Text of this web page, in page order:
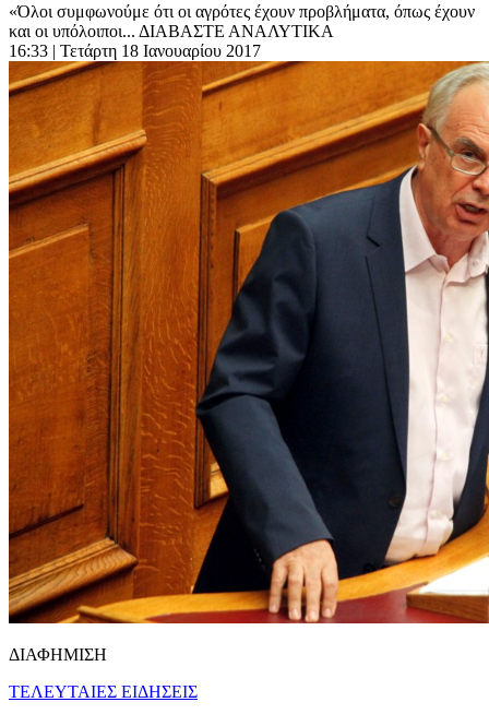
«Όλοι συμφωνούμε ότι οι αγρότες έχουν προβλήματα, όπως έχουν
και οι υπόλοιποι... ΔΙΑΒΑΣΤΕ ΑΝΑΛΥΤΙΚΑ
16:33 | Τετάρτη 18 Ιανουαρίου 2017
ΔΙΑΦΗΜΙΣΗ
ΤΕΛΕΥΤΑΙΕΣ ΕΙΔΗΣΕΙΣ